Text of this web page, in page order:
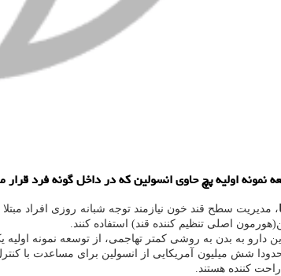
نمونه اولیه پچ حاوی انسولین که در داخل گونه فرد قرار
، مدیریت سطح قند خون نیازمند توجه شبانه روزی افراد
اصلی تنظیم کننده قند) استفاده کنند.
دارو به بدن به روشی کمتر تهاجمی، از توسعه نمونه
شش میلیون آمریکایی از انسولین برای مساعدت با
کننده هستند.